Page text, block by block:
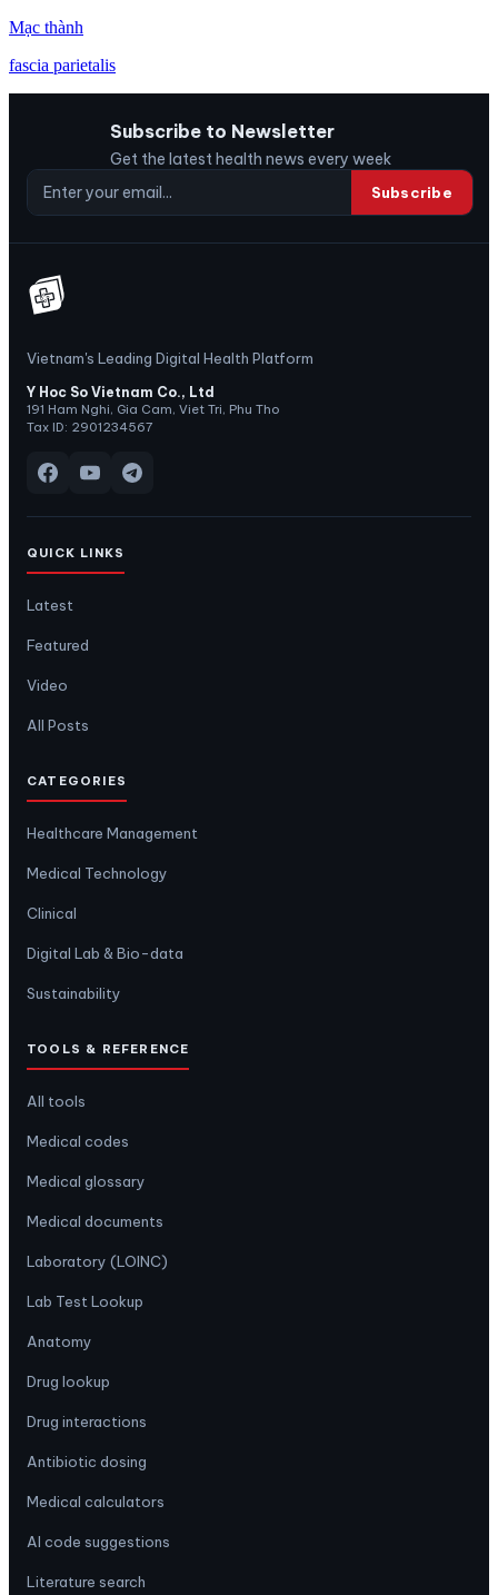
Mạc thành
fascia parietalis
Subscribe to Newsletter
Get the latest health news every week
Subscribe
Vietnam's Leading Digital Health Platform
Y Hoc So Vietnam Co., Ltd
191 Ham Nghi, Gia Cam, Viet Tri, Phu Tho
Tax ID: 2901234567
QUICK LINKS
Latest
Featured
Video
All Posts
CATEGORIES
Healthcare Management
Medical Technology
Clinical
Digital Lab & Bio-data
Sustainability
TOOLS & REFERENCE
All tools
Medical codes
Medical glossary
Medical documents
Laboratory (LOINC)
Lab Test Lookup
Anatomy
Drug lookup
Drug interactions
Antibiotic dosing
Medical calculators
AI code suggestions
Literature search